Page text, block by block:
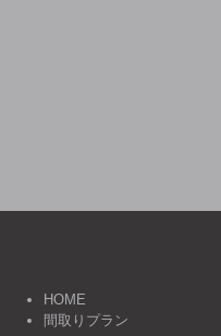
HOME
間取りプラン